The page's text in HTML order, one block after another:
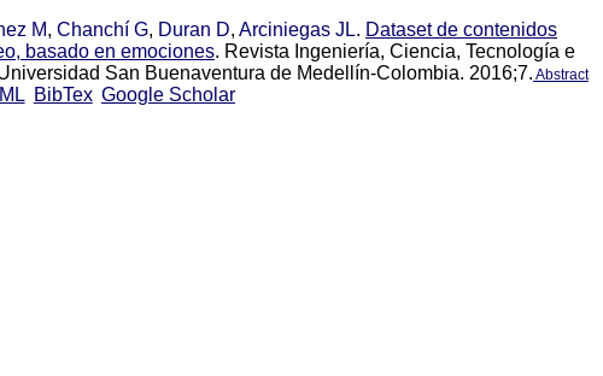
M, Chanchí G, Duran D, Arciniegas JL. Dataset de contenidos
basado en emociones. Revista Ingeniería, Ciencia, Tecnología e
San Buenaventura de Medellín-Colombia. 2016;7. Abstract
BibTex Google Scholar